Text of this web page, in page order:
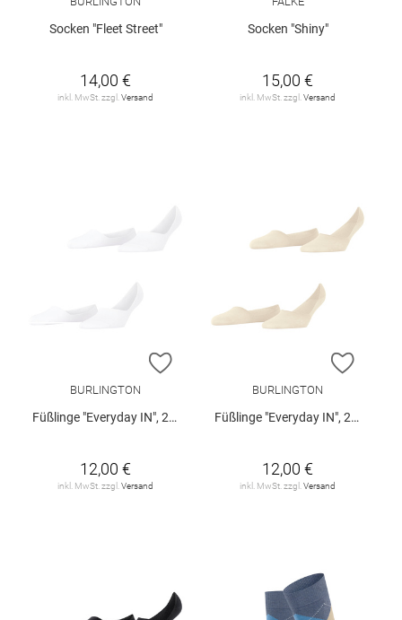
Socken "Fleet Street"
14,00 €
inkl. MwSt. zzgl.Versand
Socken "Shiny"
15,00 €
inkl. MwSt. zzgl.Versand
ZUR WUNSCHLISTE HINZUFÜGEN
BURLINGTON
Füßlinge "Everyday IN", 2er-Pack
12,00 €
inkl. MwSt. zzgl.Versand
ZUR
BURLINGTON
Füßlinge "Everyday IN", 2er-Pack
12,00 €
inkl. MwSt. zzgl.Versand